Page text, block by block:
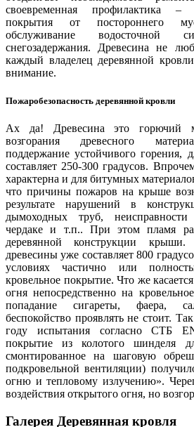
Деревянная кровля – это
ручной работы с
заготовки древесины
последней черепицы
Тщательный отбор
ствола сибирской
особая технология
расколки и
каждой черепицы,
деревянную кровлю в
работу.
Функциональность
своевременная профилактика –
покрытия от постороннего
обслуживание водосточной
снегозадержания. Древесина не
каждый владелец деревянной
внимание.
Пожаробезопасность деревянной кровли
Ах да! Древесина это горючий
возгорания древесного
поддержание устойчивого горения,
составляет 250-300 градусов.
характерна и для битумных
что причины пожаров на крыше
результате нарушений в
дымоходных труб, неисправности
чердаке и т.п.. При этом пламя
деревянной конструкции крыши.
древесины уже составляет 800
условиях частично или
кровельное покрытие. Что же
огня непосредственно на
попадание сигареты, фаера,
беспокойство проявлять не стоит.
году испытания согласно СТБ
покрытие из колотого шинделя
смонтированное на шаговую
подкровельной вентиляции)
огню и тепловому излучению».
воздействия открытого огня, но
Галерея Деревянная кровля